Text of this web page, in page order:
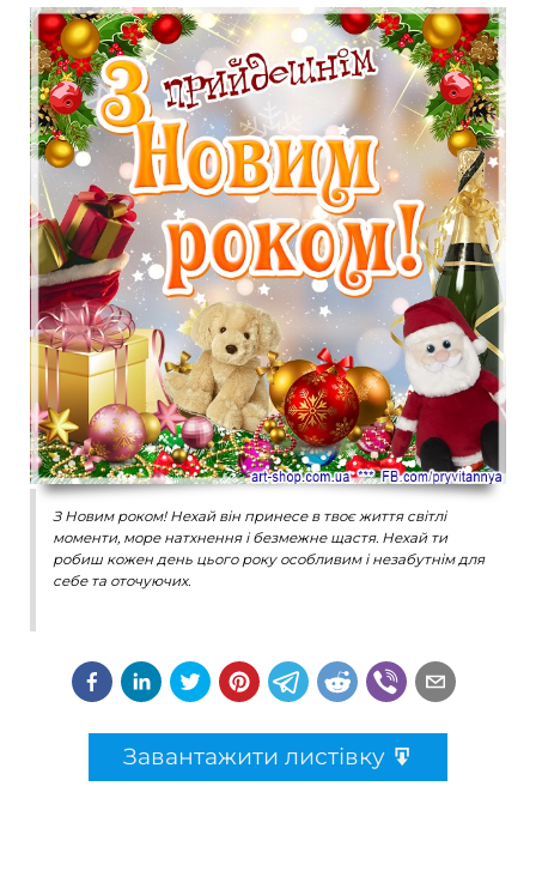
З Новим роком! Нехай він принесе в твоє життя світлі
моменти, море натхнення і безмежне щастя. Нехай ти
робиш кожен день цього року особливим і незабутнім для
себе та оточуючих.
Завантажити листівку